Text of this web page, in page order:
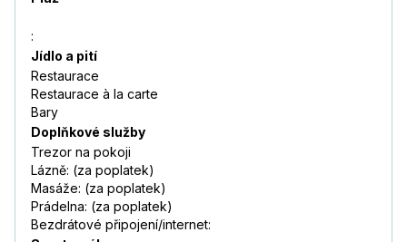
:
Jídlo a pití
Restaurace
Restaurace à la carte
Bary
Doplňkové služby
Trezor na pokoji
Lázně: (za poplatek)
Masáže: (za poplatek)
Prádelna: (za poplatek)
Bezdrátové připojení/internet: